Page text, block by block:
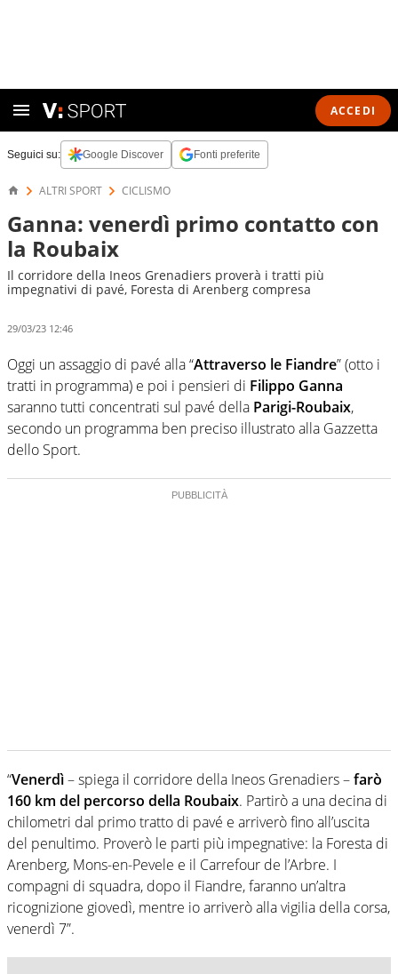
ACCEDI
Seguici su: Google Discover Fonti preferite
ALTRI SPORT CICLISMO
Ganna: venerdì primo contatto con
la Roubaix
Il corridore della Ineos Grenadiers proverà i tratti più
impegnativi di pavé, Foresta di Arenberg compresa
29/03/23 12:46
Oggi un assaggio di pavé alla “Attraverso le Fiandre” (otto i
tratti in programma) e poi i pensieri di Filippo Ganna
saranno tutti concentrati sul pavé della Parigi-Roubaix,
secondo un programma ben preciso illustrato alla Gazzetta
dello Sport.
“Venerdì– spiega il corridore della Ineos Grenadiers –farò
160 km del percorso della Roubaix. Partirò a una decina di
chilometri dal primo tratto di pavé e arriverò fino all’uscita
del penultimo. Proverò le parti più impegnative: la Foresta di
Arenberg, Mons-en-Pevele e il Carrefour de l’Arbre. I
compagni di squadra, dopo il Fiandre, faranno un’altra
ricognizione giovedì, mentre io arriverò alla vigilia della corsa,
venerdì 7”.